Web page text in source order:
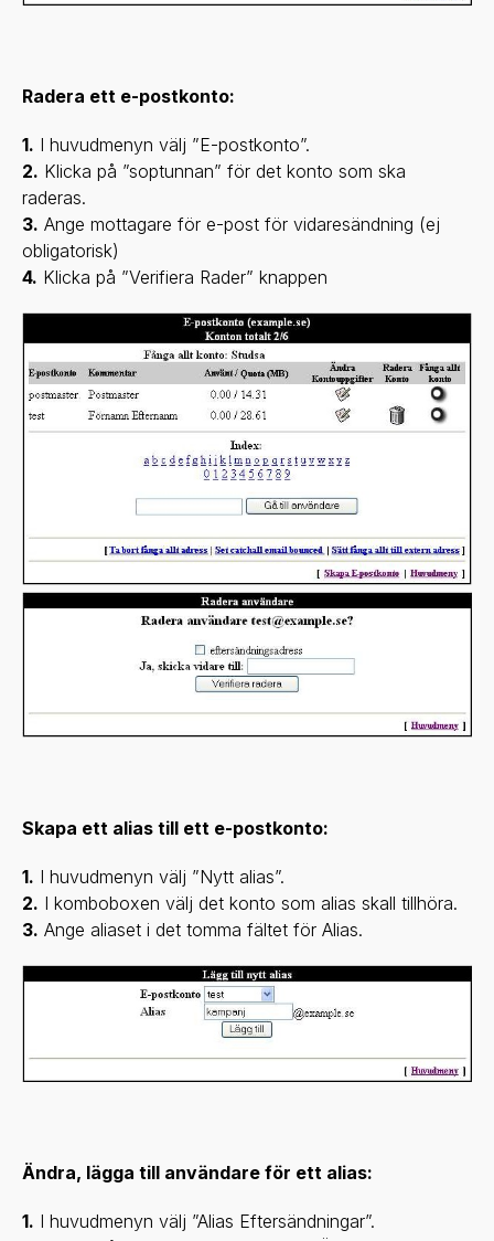
Radera ett e-postkonto:
1. I huvudmenyn välj ”E-postkonto”.
2. Klicka på ”soptunnan” för det konto som ska
raderas.
3. Ange mottagare för e-post för vidaresändning (ej
obligatorisk)
4. Klicka på ”Verifiera Rader” knappen
Skapa ett alias till ett e-postkonto:
1. I huvudmenyn välj ”Nytt alias”.
2. I komboboxen välj det konto som alias skall tillhöra.
3. Ange aliaset i det tomma fältet för Alias.
Ändra, lägga till användare för ett alias:
1. I huvudmenyn välj ”Alias Eftersändningar”.